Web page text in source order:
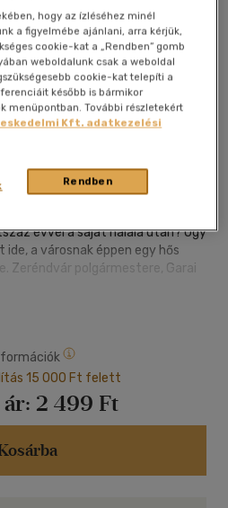
Megosztom
|2020|magyar nyelvű
utcáit: mindent tud Kinizsi Pálról,
és ami a legfurcsább: őt
évvel a saját halála után? Úgy
a városnak éppen egy hős
Zeréndvár polgármestere, Garai
toronyházat építtet a
önkényesen begyűjteti a
polgármestert.
15 000 Ft felett
2 499 Ft
hogy az ízléséhez minél
a figyelmébe ajánlani, arra kérjük,
cookie-kat a „Rendben” gomb
weboldalunk csak a weboldal
cookie-kat telepíti a
később is bármikor
menüpontban. További részletekért
Kft. adatkezelési
Rendben